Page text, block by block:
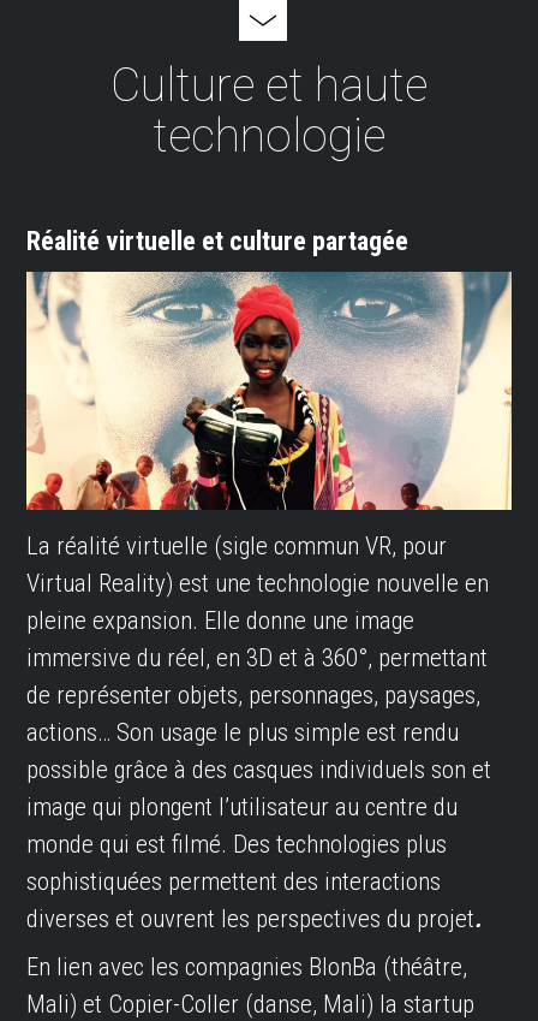
Culture et haute
technologie
Réalité virtuelle et culture partagée
La réalité virtuelle (sigle commun VR, pour
Virtual Reality) est une technologie nouvelle en
pleine expansion. Elle donne une image
immersive du réel, en 3D et à 360°, permettant
de représenter objets, personnages, paysages,
actions… Son usage le plus simple est rendu
possible grâce à des casques individuels son et
image qui plongent l’utilisateur au centre du
monde qui est filmé. Des technologies plus
sophistiquées permettent des interactions
diverses et ouvrent les perspectives du projet.
En lien avec les compagnies BlonBa (théâtre,
Mali) et Copier-Coller (danse, Mali) la startup